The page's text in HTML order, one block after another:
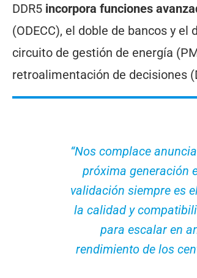
DDR5 incorpora funciones
(ODECC), el doble de bancos y
circuito de gestión de energía
retroalimentación de decisiones
“Nos complace
próxima generación
validación siempre es
la calidad y
para escalar en
rendimiento de los